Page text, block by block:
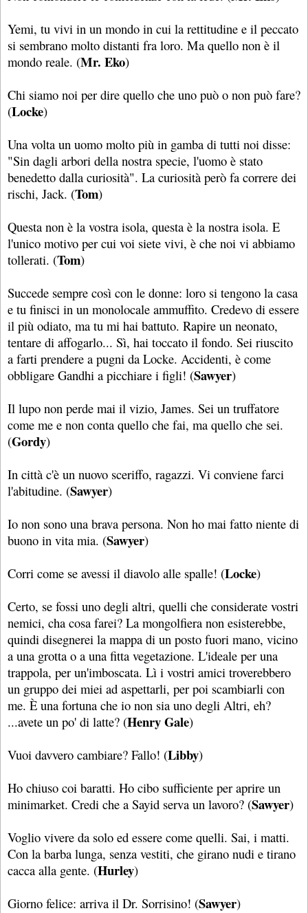
Yemi, tu vivi in un mondo in cui la rettitudine e il peccato
si sembrano molto distanti fra loro. Ma quello non è il
mondo reale. (Mr. Eko)
Chi siamo noi per dire quello che uno può o non può fare?
(Locke)
Una volta un uomo molto più in gamba di tutti noi disse:
"Sin dagli arbori della nostra specie, l'uomo è stato
benedetto dalla curiosità". La curiosità però fa correre dei
rischi, Jack. (Tom)
Questa non è la vostra isola, questa è la nostra isola. E
l'unico motivo per cui voi siete vivi, è che noi vi abbiamo
tollerati. (Tom)
Succede sempre così con le donne: loro si tengono la casa
e tu finisci in un monolocale ammuffito. Credevo di essere
il più odiato, ma tu mi hai battuto. Rapire un neonato,
tentare di affogarlo... Sì, hai toccato il fondo. Sei riuscito
a farti prendere a pugni da Locke. Accidenti, è come
obbligare Gandhi a picchiare i figli! (Sawyer)
Il lupo non perde mai il vizio, James. Sei un truffatore
come me e non conta quello che fai, ma quello che sei.
(Gordy)
In città c'è un nuovo sceriffo, ragazzi. Vi conviene farci
l'abitudine. (Sawyer)
Io non sono una brava persona. Non ho mai fatto niente di
buono in vita mia. (Sawyer)
Corri come se avessi il diavolo alle spalle! (Locke)
Certo, se fossi uno degli altri, quelli che considerate vostri
nemici, cha cosa farei? La mongolfiera non esisterebbe,
quindi disegnerei la mappa di un posto fuori mano, vicino
a una grotta o a una fitta vegetazione. L'ideale per una
trappola, per un'imboscata. Lì i vostri amici troverebbero
un gruppo dei miei ad aspettarli, per poi scambiarli con
me. È una fortuna che io non sia uno degli Altri, eh?
...avete un po' di latte? (Henry Gale)
Vuoi davvero cambiare? Fallo! (Libby)
Ho chiuso coi baratti. Ho cibo sufficiente per aprire un
minimarket. Credi che a Sayid serva un lavoro? (Sawyer)
Voglio vivere da solo ed essere come quelli. Sai, i matti.
Con la barba lunga, senza vestiti, che girano nudi e tirano
cacca alla gente. (Hurley)
Giorno felice: arriva il Dr. Sorrisino! (Sawyer)